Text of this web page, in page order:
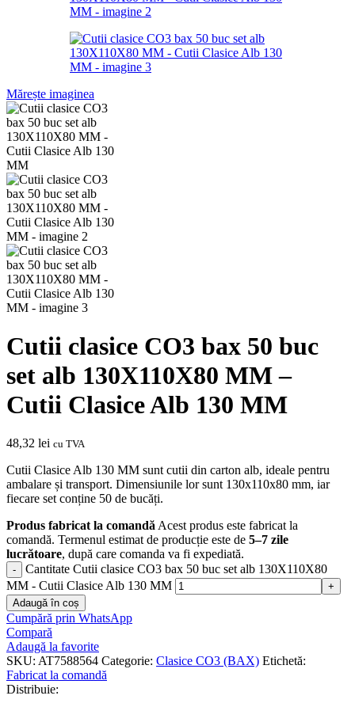
Mărește imaginea
Cutii clasice CO3 bax 50 buc
set alb 130X110X80 MM –
Cutii Clasice Alb 130 MM
48,32 lei cu TVA
Cutii Clasice Alb 130 MM sunt cutii din carton alb, ideale pentru
ambalare și transport. Dimensiunile lor sunt 130x110x80 mm, iar
fiecare set conține 50 de bucăți.
Produs fabricat la comandăAcest produs este fabricat la
comandă. Termenul estimat de producție este de 5–7 zile
lucrătoare, după care comanda va fi expediată.
Cantitate Cutii clasice CO3 bax 50 buc set alb 130X110X80
MM - Cutii Clasice Alb 130 MM
Adaugă în coș
Cumpără prin WhatsApp
Compară
Adaugă la favorite
SKU: AT7588564 Categorie: Clasice CO3 (BAX) Etichetă:
Fabricat la comandă
Distribuie: